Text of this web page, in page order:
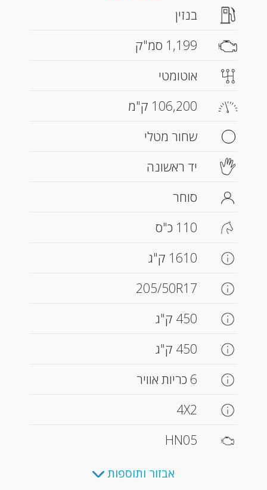
בנזין
1,199 סמ"ק
אוטומטי
106,200 ק"מ
שחור מטלי
יד ראשונה
סוחר
110 כ"ס
1610 ק"ג
205/50R17
450 ק"ג
450 ק"ג
6 כריות אוויר
4X2
HN05
אבזור ותוספות